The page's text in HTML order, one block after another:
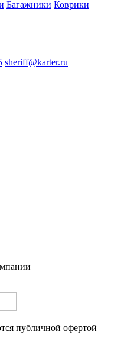
Багажники Коврики
sheriff@karter.ru
публичной офертой